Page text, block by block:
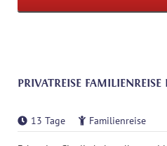
PRIVATREISE FAMILIENREISE
13 Tage Familienreise